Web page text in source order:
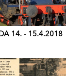
14. - 15.4.2018